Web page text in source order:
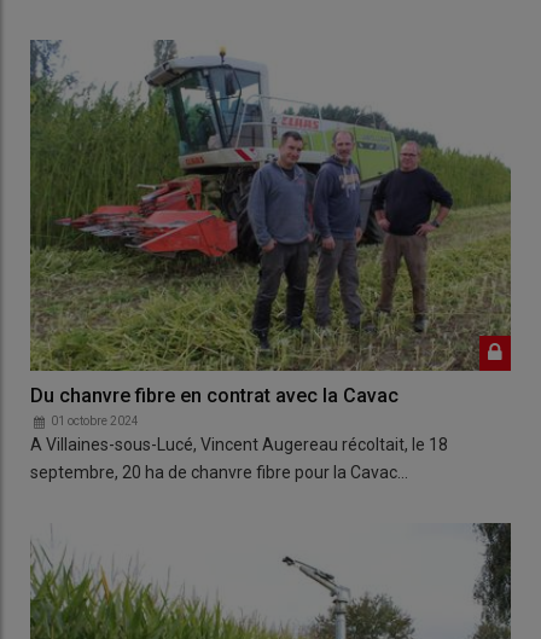
Du chanvre fibre en contrat avec la Cavac
01 octobre 2024
A Villaines-sous-Lucé, Vincent Augereau récoltait, le 18
septembre, 20 ha de chanvre fibre pour la Cavac…